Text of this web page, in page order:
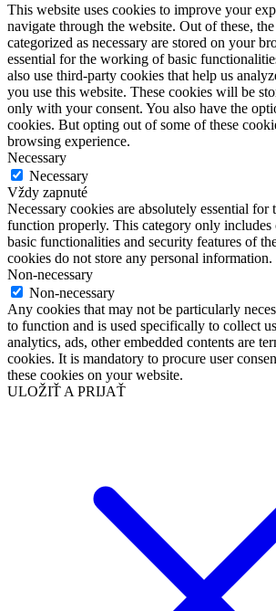
This website uses cookies to improve your
navigate through the website. Out of these,
categorized as necessary are stored on your
essential for the working of basic
also use third-party cookies that help us
you use this website. These cookies will be
only with your consent. You also have the
cookies. But opting out of some of these
browsing experience.
Necessary
Necessary
Vždy zapnuté
Necessary cookies are absolutely essential for
function properly. This category only includes
basic functionalities and security features of
cookies do not store any personal information.
Non-necessary
Non-necessary
Any cookies that may not be particularly
to function and is used specifically to collect
analytics, ads, other embedded contents are
cookies. It is mandatory to procure user
these cookies on your website.
ULOŽIŤ A PRIJAŤ